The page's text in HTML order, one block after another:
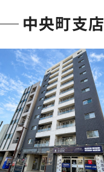
中央町支店